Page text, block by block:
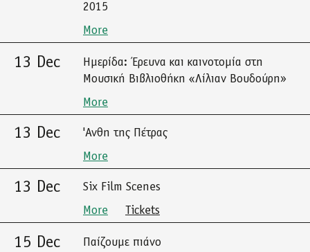
2015
More
13 Dec
Ημερίδα: Έρευνα και καινοτομία στη
Μουσική Βιβλιοθήκη «Λίλιαν Βουδούρη»
More
13 Dec
'Ανθη της Πέτρας
More
13 Dec
Six Film Scenes
More
Tickets
15 Dec
Παίζουμε πιάνο